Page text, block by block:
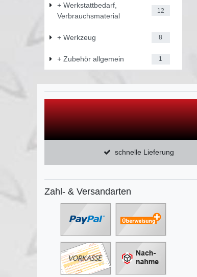
+ Werkstattbedarf,
Verbrauchsmaterial
12
+ Werkzeug 8
+ Zubehör allgemein 1
schnelle Lieferung
Zahl- & Versandarten